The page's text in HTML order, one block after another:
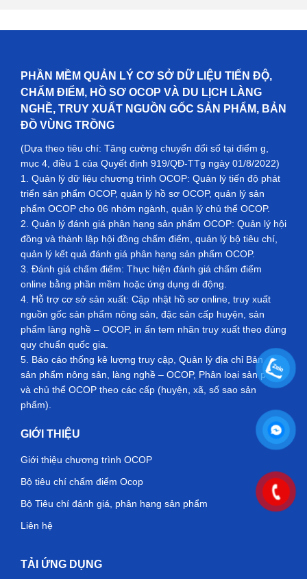
PHẦN MỀM QUẢN LÝ CƠ SỞ DỮ LIỆU TIẾN ĐỘ,
CHẤM ĐIỂM, HỒ SƠ OCOP VÀ DU LỊCH LÀNG
NGHỀ, TRUY XUẤT NGUỒN GỐC SẢN PHẨM, BẢN
ĐỒ VÙNG TRỒNG
(Dựa theo tiêu chí: Tăng cường chuyển đổi số tại điểm g,
mục 4, điều 1 của Quyết định 919/QĐ-TTg ngày 01/8/2022)
1. Quản lý dữ liệu chương trình OCOP: Quản lý tiến độ phát
triển sản phẩm OCOP, quản lý hồ sơ OCOP, quản lý sản
phẩm OCOP cho 06 nhóm ngành, quản lý chủ thể OCOP.
2. Quản lý đánh giá phân hạng sản phẩm OCOP: Quản lý hội
đồng và thành lập hội đồng chấm điểm, quản lý bộ tiêu chí,
quản lý kết quả đánh giá phân hạng sản phẩm OCOP.
3. Đánh giá chấm điểm: Thực hiện đánh giá chấm điểm
online bằng phần mềm hoặc ứng dụng di động.
4. Hỗ trợ cơ sở sản xuất: Cập nhật hồ sơ online, truy xuất
nguồn gốc sản phẩm nông sản, đặc sản cấp huyện, sản
phẩm làng nghề – OCOP, in ấn tem nhãn truy xuất theo đúng
quy chuẩn quốc gia.
5. Báo cáo thống kê lượng truy cập, Quản lý địa chỉ Bản đồ
sản phẩm nông sản, làng nghề – OCOP, Phân loại sản phẩm
và chủ thể OCOP theo các cấp (huyện, xã, số sao sản
phẩm).
GIỚI THIỆU
Giới thiệu chương trình OCOP
Bộ tiêu chí chấm điểm Ocop
Bộ Tiêu chí đánh giá, phân hạng sản phẩm
Liên hệ
TẢI ỨNG DỤNG